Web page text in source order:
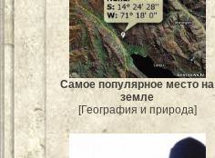
Самое популярное место на
земле
[География и природа]